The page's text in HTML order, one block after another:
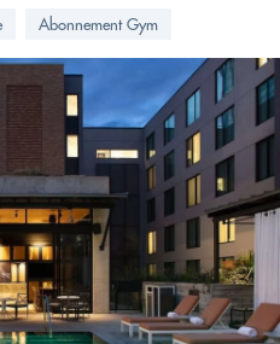
Abonnement Gym